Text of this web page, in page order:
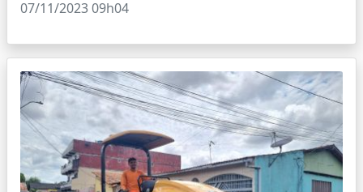
07/11/2023 09h04